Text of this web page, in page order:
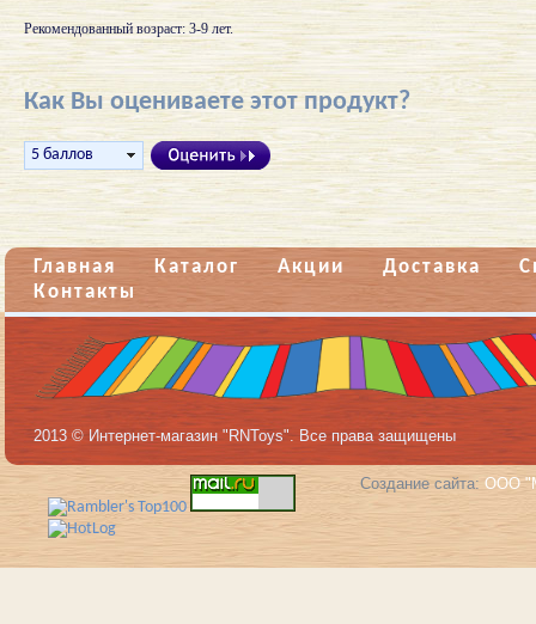
Рекомендованный возраст: 3-9 лет.
Как Вы оцениваете этот продукт?
Главная Каталог Акции Доставка
Контакты
2013 © Интернет-магазин "RNToys". Все права защищены
Создание сайта: ООО